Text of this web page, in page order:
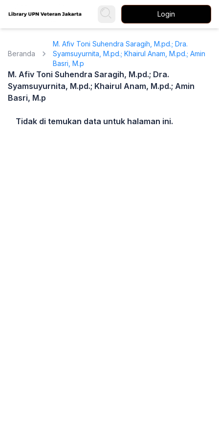
Login
Beranda
M. Afiv Toni Suhendra Saragih, M.pd.; Dra.
Syamsuyurnita, M.pd.; Khairul Anam, M.pd.; Amin
Basri, M.p
M. Afiv Toni Suhendra Saragih, M.pd.; Dra.
Syamsuyurnita, M.pd.; Khairul Anam, M.pd.; Amin
Basri, M.p
Tidak di temukan data untuk halaman ini.